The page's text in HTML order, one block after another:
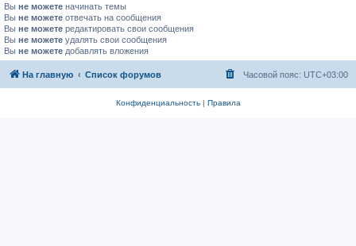
Вы не можете начинать темы
Вы не можете отвечать на сообщения
Вы не можете редактировать свои сообщения
Вы не можете удалять свои сообщения
Вы не можете добавлять вложения
На главную Список форумов Часовой пояс: UTC+03:00
Конфиденциальность| Правила